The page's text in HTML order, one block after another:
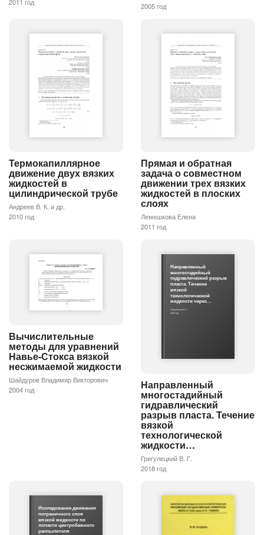
2005 год
Термокапиллярное
движение двух вязких
жидкостей в
цилиндрической трубе
Андреев В. К. и др.
2010 год
Прямая и обратная
задача о совместном
движении трех вязких
жидкостей в плоских
слоях
Лемешкова Елена
2011 год
Вычислительные
методы для уравнений
Навье-Стокса вязкой
несжимаемой жидкости
Шайдуров Владимир Викторович
2004 год
Направленный
многостадийный
гидравлический разрыв
пласта. Течение
вязкой
технологической
жидкости через…
Григулецкий В. Г.
2018 год
Направленный
многостадийный
гидравлический
разрыв пласта. Течение
вязкой
технологической
жидкости…
Григулецкий В. Г.
2018 год
Исследование движения
пограничного слоя
вязкой жидкости по
лопасти центробежного
распылителя